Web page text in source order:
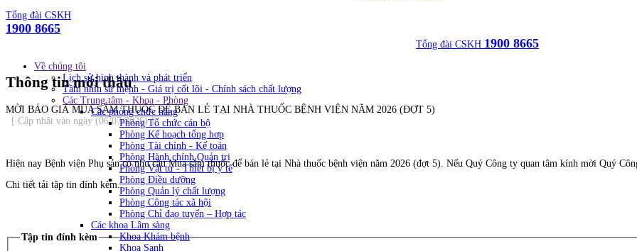
Tổng đài CSKH
1900 8665
Tổng đài CSKH 1900 8665
Về chúng tôi
Lịch sử hình thành và phát triển
Tầm nhìn sứ mệnh - Giá trị cốt lõi - Chính sách chất lượng
Các Trung tâm - Khoa - Phòng
Các phòng chức năng
Phòng Tổ chức cán bộ
Phòng Kế hoạch tổng hơp
Phòng Tài chính - Kế toán
Phòng Hành chính Quản trị
Phòng Vật tư - Thiết bị y tế
Phòng Điều dưỡng
Phòng Quản lý chất lượng
Phòng Công tác xã hội
Phòng Chỉ đạo tuyến – Hợp tác
Các khoa Lâm sàng
Khoa Khám bệnh
Khoa Sanh
Thông tin mời thầu
MỜI BÁO GIÁ MUA SẮM THUỐC ĐỂ BÁN LẺ TẠI NHÀ THUỐC BỆNH VIỆN NĂM 2026 (ĐỢT 5)
[ Cập nhật vào ngày (06/07/2026) ]
Hiện nay Bệnh viện Phụ sản có nhu cầuMua sắm thuốc để bán lẻ tại Nhà thuốc bệnh viện năm 2026 (đợt 5) . Nếu Quý Công ty quan tâm kính mời Quý
Chi tiết tải tập tin đính kèm.
Tập tin đính kèm